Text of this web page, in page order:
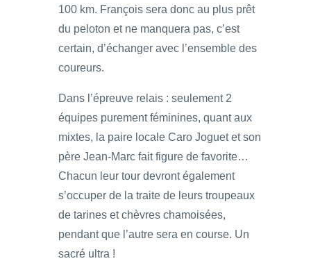
100 km. François sera donc au plus prêt
du peloton et ne manquera pas, c’est
certain, d’échanger avec l’ensemble des
coureurs.
Dans l’épreuve relais : seulement 2
équipes purement féminines, quant aux
mixtes, la paire locale Caro Joguet et son
père Jean-Marc fait figure de favorite…
Chacun leur tour devront également
s’occuper de la traite de leurs troupeaux
de tarines et chèvres chamoisées,
pendant que l’autre sera en course. Un
sacré ultra !